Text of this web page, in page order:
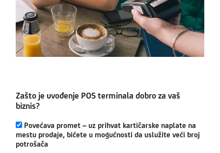
Zašto je uvođenje POS terminala dobro za vaš
biznis?
Povećava promet – uz prihvat kartičarske naplate na
mestu prodaje, bićete u mogućnosti da uslužite veći broj
potrošača